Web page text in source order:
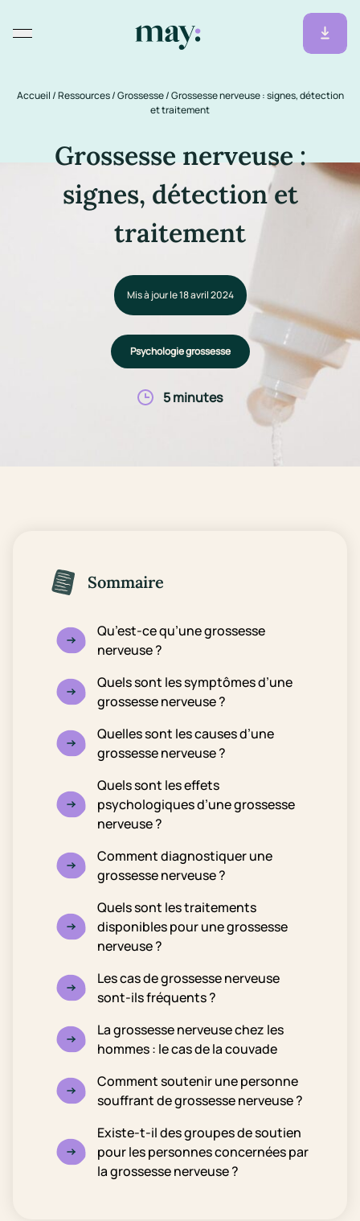
Accueil/Ressources/Grossesse/Grossesse nerveuse : signes, détection
et traitement
Grossesse nerveuse :
signes, détection et
traitement
Mis à jour le 18 avril 2024
Psychologie grossesse
5 minutes
Sommaire
Qu’est-ce qu’une grossesse
nerveuse ?
Quels sont les symptômes d’une
grossesse nerveuse ?
Quelles sont les causes d’une
grossesse nerveuse ?
Quels sont les effets
psychologiques d’une grossesse
nerveuse ?
Comment diagnostiquer une
grossesse nerveuse ?
Quels sont les traitements
disponibles pour une grossesse
nerveuse ?
Les cas de grossesse nerveuse
sont-ils fréquents ?
La grossesse nerveuse chez les
hommes : le cas de la couvade
Comment soutenir une personne
souffrant de grossesse nerveuse ?
Existe-t-il des groupes de soutien
pour les personnes concernées par
la grossesse nerveuse ?